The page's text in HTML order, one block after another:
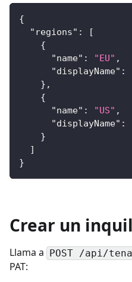
{
"regions" :
[
{
"name" : "EU" ,
"displayName" :
} ,
{
"name" : "US" ,
"displayName" :
}
]
}
Crear un
Llama a POST /api/
PAT: